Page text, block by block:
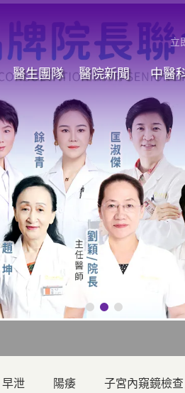
立
醫生團隊 醫院新聞 中醫
早泄 陽痿 子宮內窺鏡檢查